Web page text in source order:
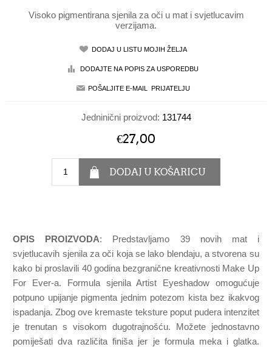
Visoko pigmentirana sjenila za oči u mat i svjetlucavim
verzijama.
Jedninični proizvod: 131744
€27,00
OPIS PROIZVODA: Predstavljamo 39 novih mat i
svjetlucavih sjenila za oči koja se lako blendaju, a stvorena su
kako bi proslavili 40 godina bezgranične kreativnosti Make Up
For Ever-a. Formula sjenila Artist Eyeshadow omogućuje
potpuno upijanje pigmenta jednim potezom kista bez ikakvog
ispadanja. Zbog ove kremaste teksture poput pudera intenzitet
je trenutan s visokom dugotrajnošću. Možete jednostavno
pomiješati dva različita finiša jer je formula meka i glatka.